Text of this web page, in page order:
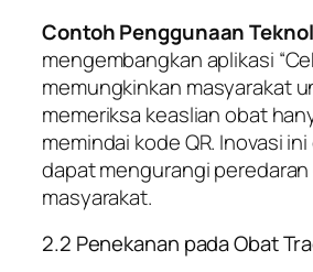
Contoh Penggunaan
mengembangkan aplikasi
memungkinkan masyarakat
memeriksa keaslian obat
memindai kode QR. Inovasi
dapat mengurangi
masyarakat.
2.2 Penekanan pada Obat